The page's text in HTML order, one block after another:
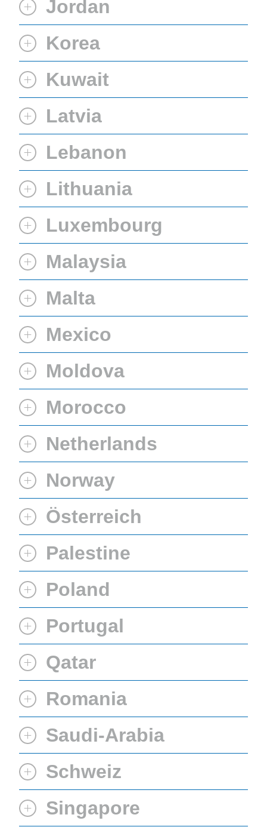
Jordan
Korea
Kuwait
Latvia
Lebanon
Lithuania
Luxembourg
Malaysia
Malta
Mexico
Moldova
Morocco
Netherlands
Norway
Österreich
Palestine
Poland
Portugal
Qatar
Romania
Saudi-Arabia
Schweiz
Singapore